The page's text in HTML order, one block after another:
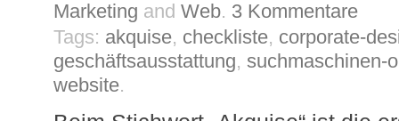
Marketing and Web. 3 Kommentare
Tags: akquise, checkliste, corporate-
geschäftsausstattung, suchmaschinen-
website.